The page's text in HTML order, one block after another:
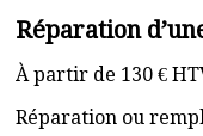
Réparation
À partir de 130 €
Réparation ou